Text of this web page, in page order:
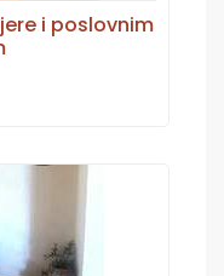
i poslovnim